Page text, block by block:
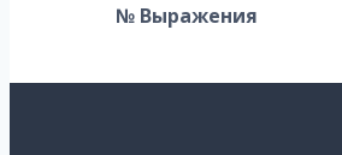
№ Выражения